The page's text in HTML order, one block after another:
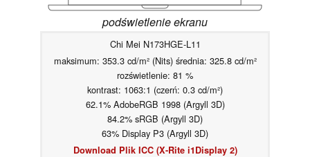
podświetlenie ekranu
Chi Mei N173HGE-L11
maksimum: 353.3 cd/m² (Nits) średnia: 325.8 cd/m²
rozświetlenie: 81 %
kontrast: 1063:1 (czerń: 0.3 cd/m²)
62.1% AdobeRGB 1998 (Argyll 3D)
84.2% sRGB (Argyll 3D)
63% Display P3 (Argyll 3D)
Download Plik ICC (X-Rite i1Display 2)